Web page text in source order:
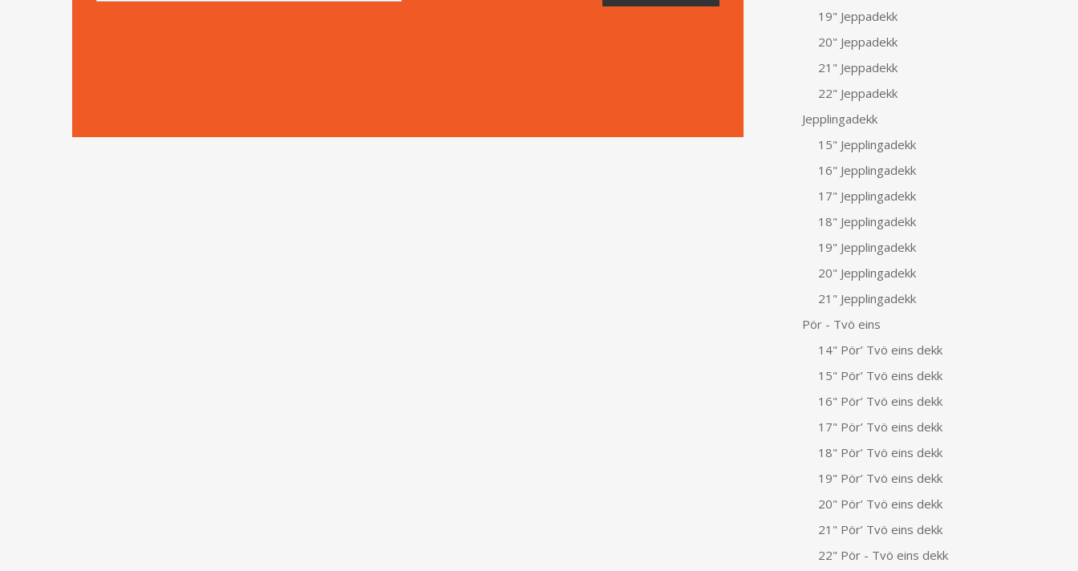
19" Jeppadekk
20" Jeppadekk
21" Jeppadekk
22" Jeppadekk
Jepplingadekk
15" Jepplingadekk
16" Jepplingadekk
17" Jepplingadekk
18" Jepplingadekk
19" Jepplingadekk
20" Jepplingadekk
21" Jepplingadekk
Pör - Tvö eins
14" Pör’ Tvö eins dekk
15" Pör’ Tvö eins dekk
16" Pör’ Tvö eins dekk
17" Pör’ Tvö eins dekk
18" Pör’ Tvö eins dekk
19" Pör’ Tvö eins dekk
20" Pör’ Tvö eins dekk
21" Pör’ Tvö eins dekk
22" Pör - Tvö eins dekk